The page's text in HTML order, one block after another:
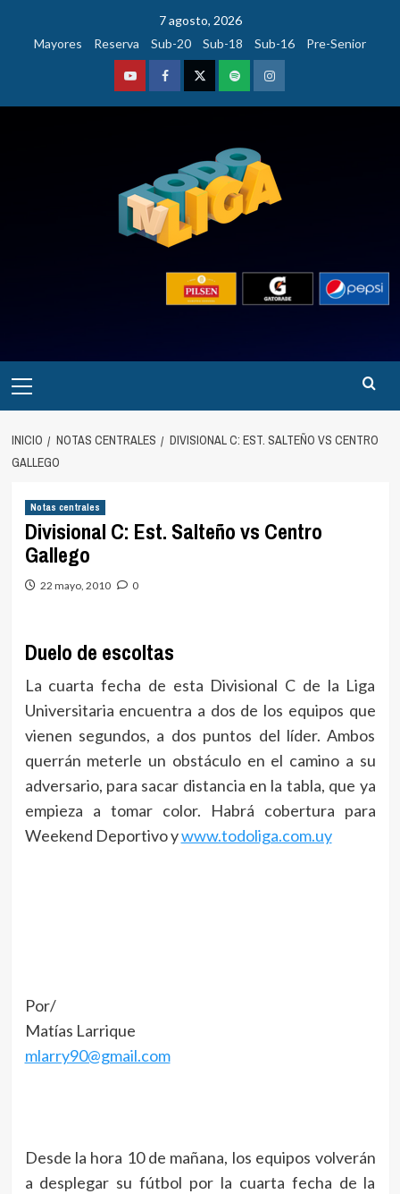
contenido
7 agosto, 2026
Mayores
Reserva Sub-20 Sub-18 Sub-16 Pre-Senior
YoutubeFacebookTwitterPodcastInstagram
principal
INICIO NOTAS CENTRALES
DIVISIONAL C: EST. SALTEÑO VS CENTRO
GALLEGO
Notas centrales
Divisional C: Est. Salteño vs Centro
Gallego
22 mayo, 2010 0
Duelo de escoltas
La cuarta fecha de esta Divisional C de la Liga
Universitaria encuentra a dos de los equipos que
vienen segundos, a dos puntos del líder. Ambos
querrán meterle un obstáculo en el camino a su
adversario, para sacar distancia en la tabla, que ya
empieza a tomar color. Habrá cobertura para
Weekend Deportivo ywww.todoliga.com.uy
Por/
Matías Larrique
mlarry90@gmail.com
Desde la hora 10 de mañana, los equipos volverán
a desplegar su fútbol por la cuarta fecha de la